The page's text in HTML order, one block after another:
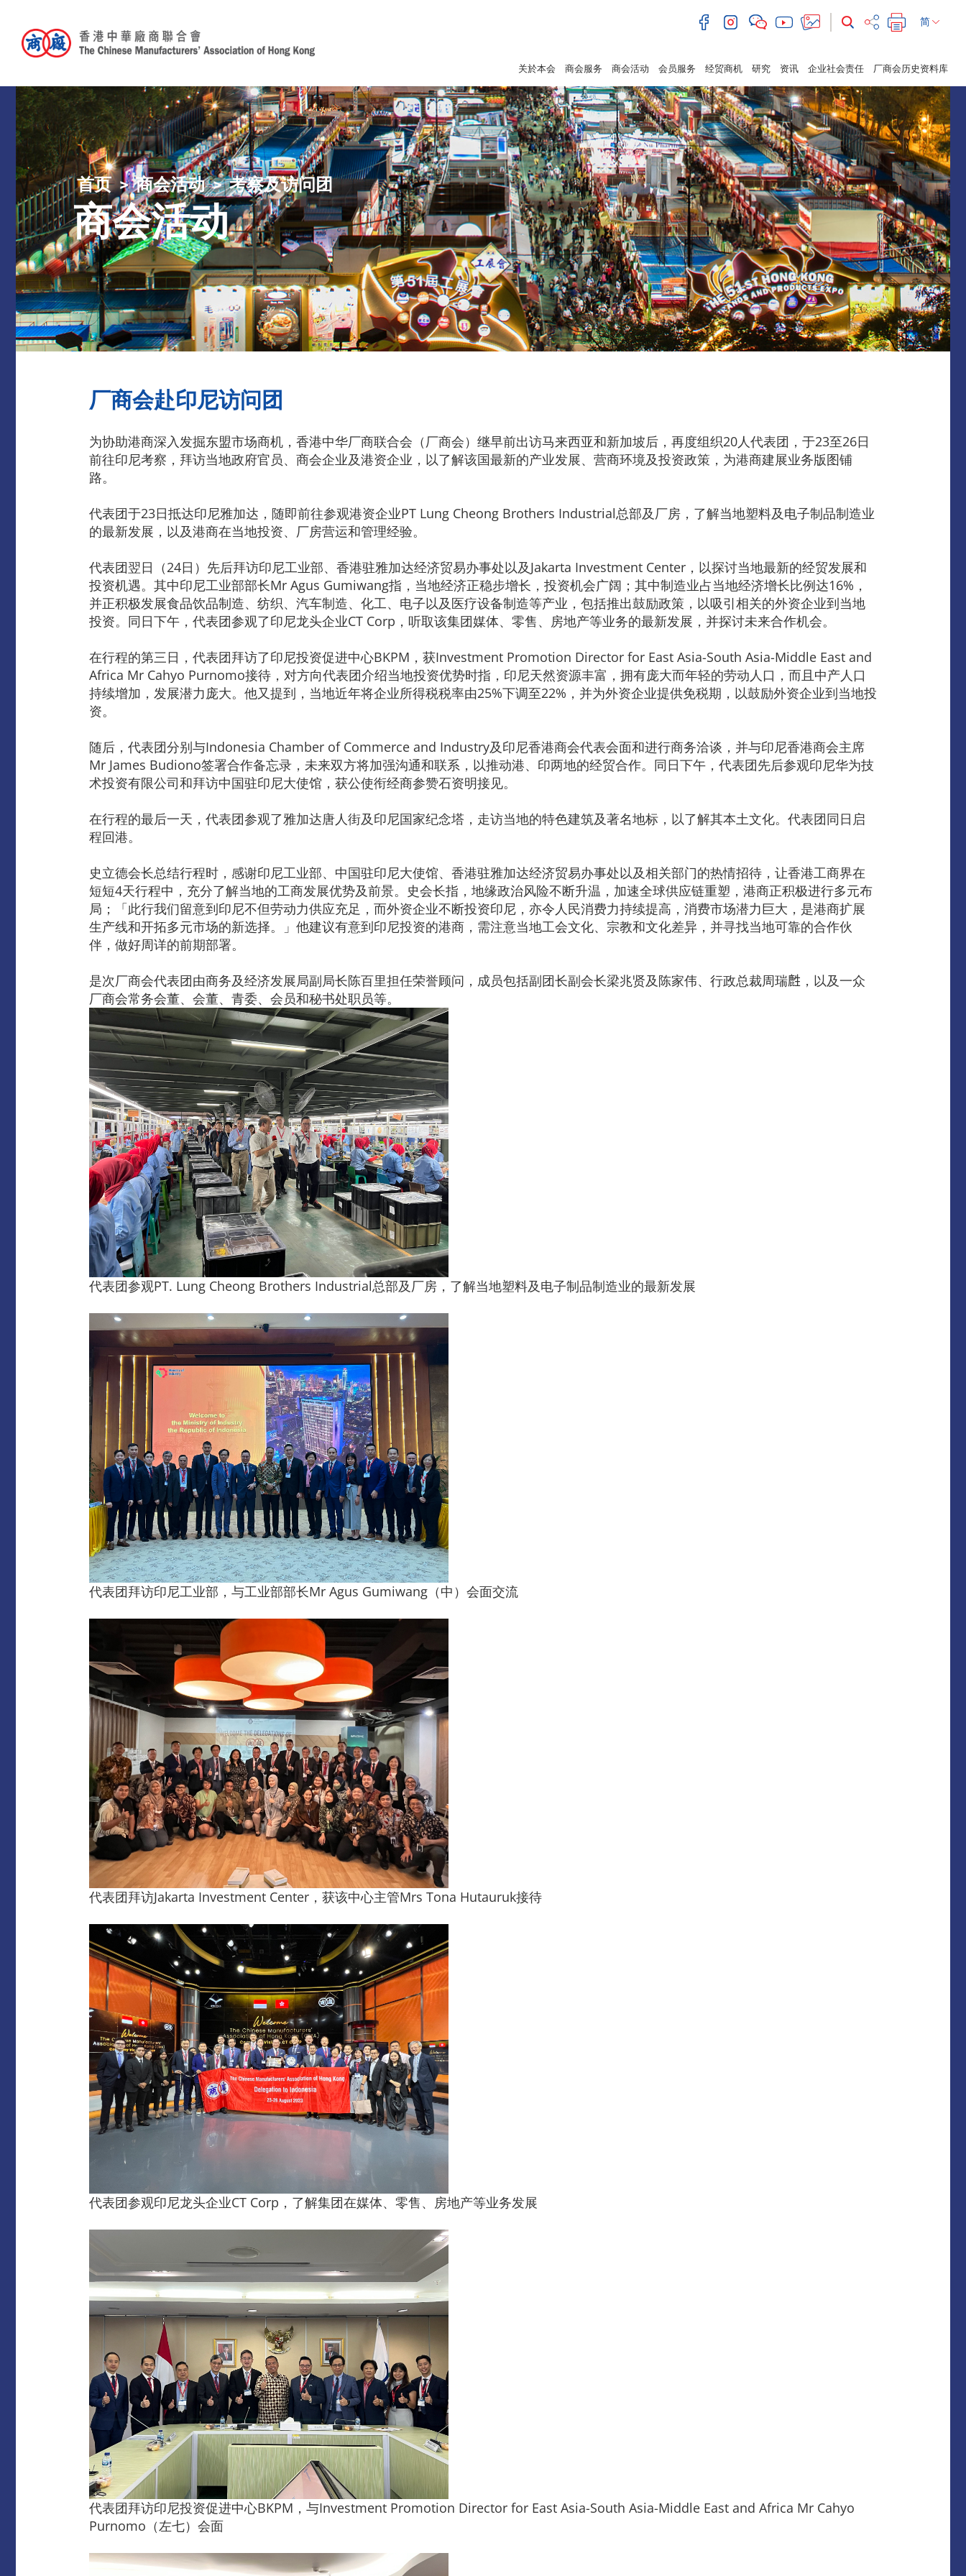
简
关於本会 商会服务 商会活动 会员服务 经贸商机 研究 资讯 企业社会责任 厂商会历史资料库
首页 商会活动 考察及访问团
商会活动
厂商会赴印尼访问团
为协助港商深入发掘东盟市场商机，香港中华厂商联合会（厂商会）继早前出访马来西亚和新加坡后，再度组织20人代表团，于23至26日
前往印尼考察，拜访当地政府官员、商会企业及港资企业，以了解该国最新的产业发展、营商环境及投资政策，为港商建展业务版图铺
路。
代表团于23日抵达印尼雅加达，随即前往参观港资企业PT Lung Cheong Brothers Industrial总部及厂房，了解当地塑料及电子制品制造业
的最新发展，以及港商在当地投资、厂房营运和管理经验。
代表团翌日（24日）先后拜访印尼工业部、香港驻雅加达经济贸易办事处以及Jakarta Investment Center，以探讨当地最新的经贸发展和
投资机遇。其中印尼工业部部长Mr Agus Gumiwang指，当地经济正稳步增长，投资机会广阔；其中制造业占当地经济增长比例达16%，
并正积极发展食品饮品制造、纺织、汽车制造、化工、电子以及医疗设备制造等产业，包括推出鼓励政策，以吸引相关的外资企业到当地
投资。同日下午，代表团参观了印尼龙头企业CT Corp，听取该集团媒体、零售、房地产等业务的最新发展，并探讨未来合作机会。
在行程的第三日，代表团拜访了印尼投资促进中心BKPM，获Investment Promotion Director for East Asia-South Asia-Middle East and
Africa Mr Cahyo Purnomo接待，对方向代表团介绍当地投资优势时指，印尼天然资源丰富，拥有庞大而年轻的劳动人口，而且中产人口
持续增加，发展潜力庞大。他又提到，当地近年将企业所得税税率由25%下调至22%，并为外资企业提供免税期，以鼓励外资企业到当地投
资。
随后，代表团分别与Indonesia Chamber of Commerce and Industry及印尼香港商会代表会面和进行商务洽谈，并与印尼香港商会主席
Mr James Budiono签署合作备忘录，未来双方将加强沟通和联系，以推动港、印两地的经贸合作。同日下午，代表团先后参观印尼华为技
术投资有限公司和拜访中国驻印尼大使馆，获公使衔经商参赞石资明接见。
在行程的最后一天，代表团参观了雅加达唐人街及印尼国家纪念塔，走访当地的特色建筑及著名地标，以了解其本土文化。代表团同日启
程回港。
史立德会长总结行程时，感谢印尼工业部、中国驻印尼大使馆、香港驻雅加达经济贸易办事处以及相关部门的热情招待，让香港工商界在
短短4天行程中，充分了解当地的工商发展优势及前景。史会长指，地缘政治风险不断升温，加速全球供应链重塑，港商正积极进行多元布
局；「此行我们留意到印尼不但劳动力供应充足，而外资企业不断投资印尼，亦令人民消费力持续提高，消费市场潜力巨大，是港商扩展
生产线和开拓多元市场的新选择。」他建议有意到印尼投资的港商，需注意当地工会文化、宗教和文化差异，并寻找当地可靠的合作伙
伴，做好周详的前期部署。
是次厂商会代表团由商务及经济发展局副局长陈百里担任荣誉顾问，成员包括副团长副会长梁兆贤及陈家伟、行政总裁周瑞𪊟，以及一众
厂商会常务会董、会董、青委、会员和秘书处职员等。
代表团参观PT. Lung Cheong Brothers Industrial总部及厂房，了解当地塑料及电子制品制造业的最新发展
代表团拜访印尼工业部，与工业部部长Mr Agus Gumiwang（中）会面交流
代表团拜访Jakarta Investment Center，获该中心主管Mrs Tona Hutauruk接待
代表团参观印尼龙头企业CT Corp，了解集团在媒体、零售、房地产等业务发展
代表团拜访印尼投资促进中心BKPM，与Investment Promotion Director for East Asia-South Asia-Middle East and Africa Mr Cahyo
Purnomo（左七）会面